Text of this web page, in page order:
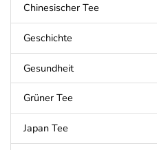
Chinesischer Tee
Geschichte
Gesundheit
Grüner Tee
Japan Tee